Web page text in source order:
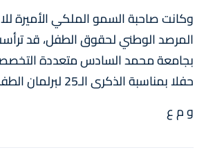
وكانت صاحبة السمو الملكي الأميرة
المرصد الوطني لحقوق الطفل، قد
بجامعة محمد السادس متعددة
حفلا بمناسبة الذكرى الـ25 لبرلمان الطفل.
و م ع